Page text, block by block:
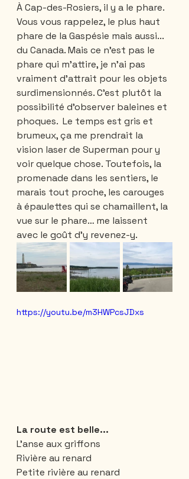
À Cap-des-Rosiers, il y a le phare.
Vous vous rappelez, le plus haut
phare de la Gaspésie mais aussi...
du Canada. Mais ce n’est pas le
phare qui m’attire, je n’ai pas
vraiment d’attrait pour les objets
surdimensionnés. C’est plutôt la
possibilité d’observer baleines et
phoques.  Le temps est gris et
brumeux, ça me prendrait la
vision laser de Superman pour y
voir quelque chose. Toutefois, la
promenade dans les sentiers, le
marais tout proche, les carouges
à épaulettes qui se chamaillent, la
vue sur le phare… me laissent
avec le goût d’y revenez-y.
https://youtu.be/m3HWPcsJDxs
La route est belle...
L’anse aux griffons
Rivière au renard
Petite rivière au renard